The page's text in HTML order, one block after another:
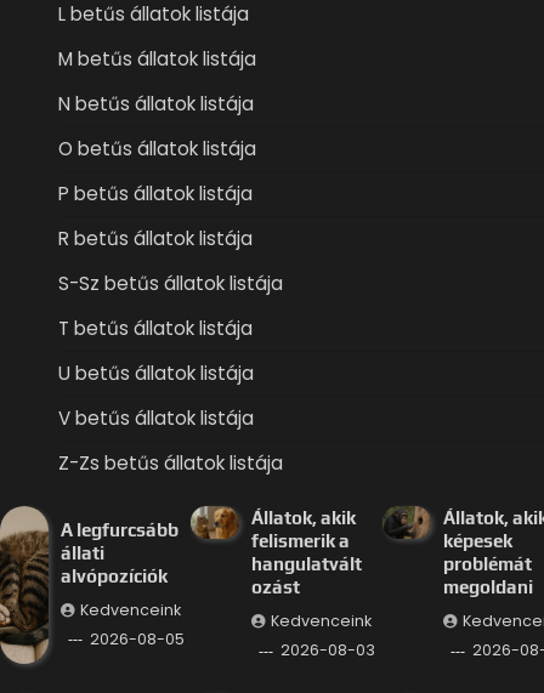
L betűs állatok listája
M betűs állatok listája
N betűs állatok listája
O betűs állatok listája
P betűs állatok listája
R betűs állatok listája
S-Sz betűs állatok listája
T betűs állatok listája
U betűs állatok listája
V betűs állatok listája
Z-Zs betűs állatok listája
A legfurcsább
állati
alvópozíciók
Kedvenceink
2026-08-05
Állatok, akik
felismerik a
hangulatvált
ozást
Kedvenceink
2026-08-03
Állatok,
képesek
problémát
megoldani
2026-